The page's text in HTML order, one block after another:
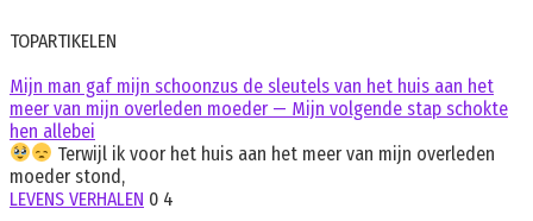
TOPARTIKELEN
Mijn man gaf mijn schoonzus de sleutels van het huis aan het
meer van mijn overleden moeder — Mijn volgende stap schokte
hen allebei
Terwijl ik voor het huis aan het meer van mijn overleden
moeder stond,
LEVENS VERHALEN 0 4